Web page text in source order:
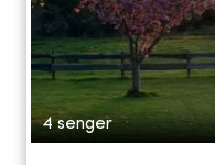
4 senger